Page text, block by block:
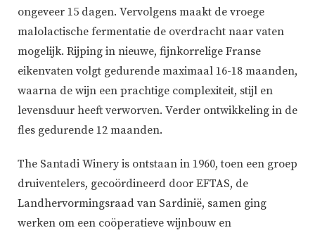
ongeveer 15 dagen. Vervolgens maakt de vroege
malolactische fermentatie de overdracht naar vaten
mogelijk. Rijping in nieuwe, fijnkorrelige Franse
eikenvaten volgt gedurende maximaal 16-18 maanden,
waarna de wijn een prachtige complexiteit, stijl en
levensduur heeft verworven. Verder ontwikkeling in de
fles gedurende 12 maanden.
The Santadi Winery is ontstaan in 1960, toen een groep
druiventelers, gecoördineerd door EFTAS, de
Landhervormingsraad van Sardinië, samen ging
werken om een coöperatieve wijnbouw en